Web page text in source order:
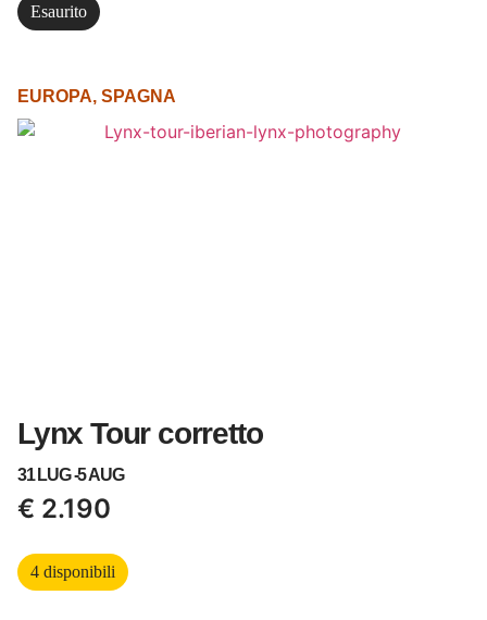
Esaurito
EUROPA, SPAGNA
Lynx Tour corretto
31 LUG -5 AUG
€ 2.190
4 disponibili